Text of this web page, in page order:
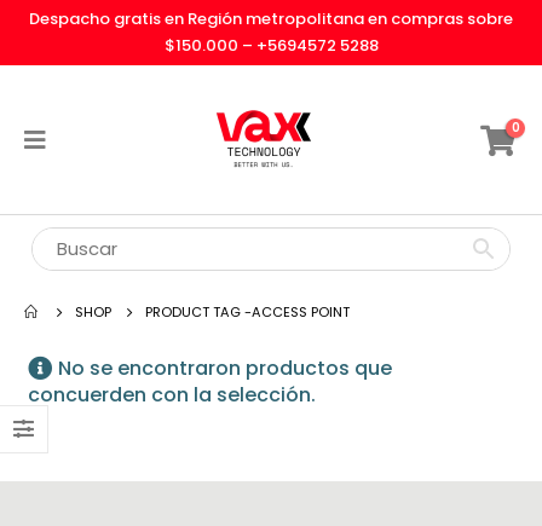
Despacho gratis en Región metropolitana en compras sobre
$150.000 – +5694572 5288
0
SHOP PRODUCT TAG -ACCESS POINT
No se encontraron productos que
concuerden con la selección.